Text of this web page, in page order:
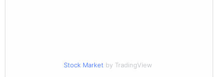
Stock Market by TradingView